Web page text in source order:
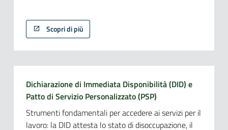
Scopri di più
Dichiarazione di Immediata Disponibilità (DID) e
Patto di Servizio Personalizzato (PSP)
Strumenti fondamentali per accedere ai servizi per il
lavoro: la DID attesta lo stato di disoccupazione, il